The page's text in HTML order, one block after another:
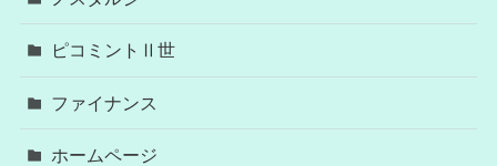
ピコミントⅡ世
ファイナンス
ホームページ